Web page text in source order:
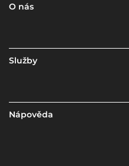
O nás
Služby
Nápověda